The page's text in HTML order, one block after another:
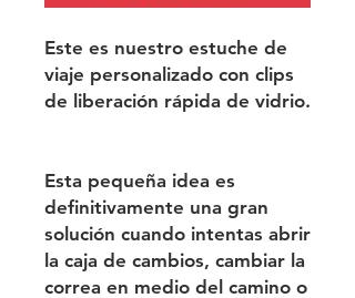
Este es nuestro estuche de
viaje personalizado con clips
de liberación rápida de vidrio.
Esta pequeña idea es
definitivamente una gran
solución cuando intentas abrir
la caja de cambios, cambiar la
correa en medio del camino o